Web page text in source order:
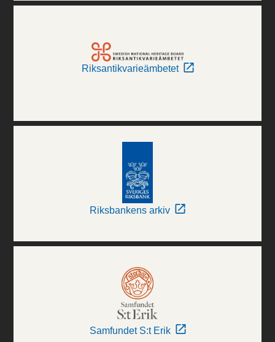
Riksantikvarieämbetet
Riksbankens arkiv
Samfundet S:t Erik